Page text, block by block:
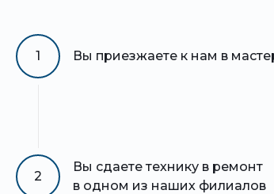
1 Вы приезжаете к нам в
2
Вы сдаете технику в ремонт
в одном из наших филиалов